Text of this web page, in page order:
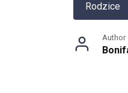
Rodzice
Author